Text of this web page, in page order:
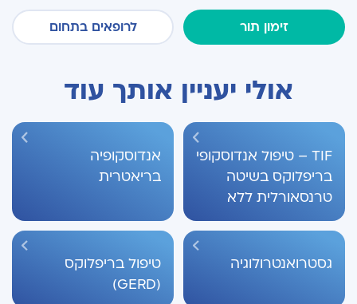
זימון תור לרופאים בתחום
אולי יעניין אותך עוד
TIF – טיפול אנדוסקופי
בריפלוקס בשיטה
טרנסאורלית ללא
חתכים
אנדוסקופיה
בריאטרית
גסטרואנטרולוגיה
טיפול בריפלוקס
(GERD)